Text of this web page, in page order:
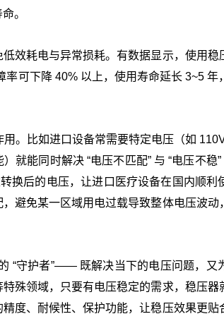
。
效耗电与异常损耗。有数据显示，使用稳
可下降 40% 以上，使用寿命延长 3~5 年
。比如进口设备常需要特定电压（如
就能同时解决 “电压不匹配” 与 “电压不
换后的电压，让进口医疗设备在国内顺利
避免某一区域用电过载导致整体电压波动
“守护者”—— 既解决当下的电压问题，又
殊领域，只要有电压稳定的需求，稳压器
度、耐候性、保护功能，让稳压效果更贴